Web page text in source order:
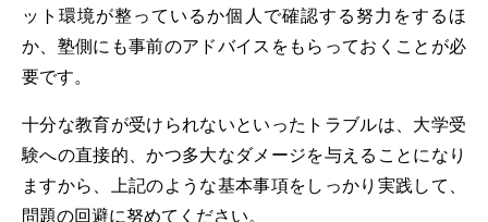
ット環境が整っているか個人で確認する努力をするほ
か、塾側にも事前のアドバイスをもらっておくことが必
要です。
十分な教育が受けられないといったトラブルは、大学受
験への直接的、かつ多大なダメージを与えることになり
ますから、上記のような基本事項をしっかり実践して、
問題の回避に努めてください。